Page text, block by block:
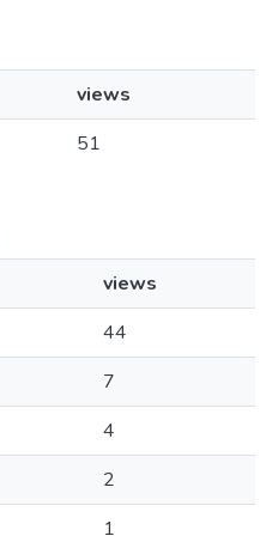
views
51
views
44
7
4
2
1